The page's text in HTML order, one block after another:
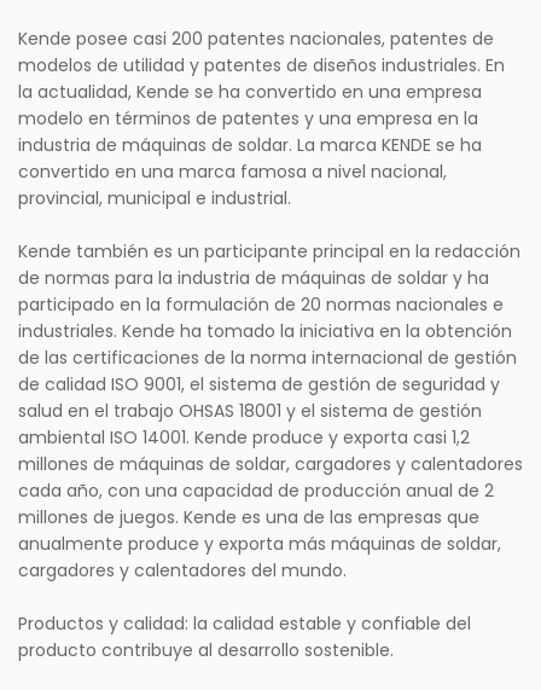
Kende posee casi 200 patentes nacionales, patentes de
modelos de utilidad y patentes de diseños industriales. En
la actualidad, Kende se ha convertido en una empresa
modelo en términos de patentes y una empresa en la
industria de máquinas de soldar. La marca KENDE se ha
convertido en una marca famosa a nivel nacional,
provincial, municipal e industrial.
Kende también es un participante principal en la redacción
de normas para la industria de máquinas de soldar y ha
participado en la formulación de 20 normas nacionales e
industriales. Kende ha tomado la iniciativa en la obtención
de las certificaciones de la norma internacional de gestión
de calidad ISO 9001, el sistema de gestión de seguridad y
salud en el trabajo OHSAS 18001 y el sistema de gestión
ambiental ISO 14001. Kende produce y exporta casi 1,2
millones de máquinas de soldar, cargadores y calentadores
cada año, con una capacidad de producción anual de 2
millones de juegos. Kende es una de las empresas que
anualmente produce y exporta más máquinas de soldar,
cargadores y calentadores del mundo.
Productos y calidad: la calidad estable y confiable del
producto contribuye al desarrollo sostenible.